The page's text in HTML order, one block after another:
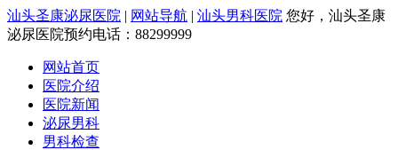
汕头圣康泌尿医院 | 网站导航 | 汕头男科医院 您好，汕头圣康
泌尿医院预约电话：88299999
网站首页
医院介绍
医院新闻
泌尿男科
男科检查